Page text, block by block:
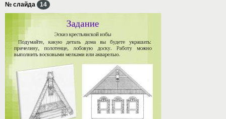
№ слайда 14